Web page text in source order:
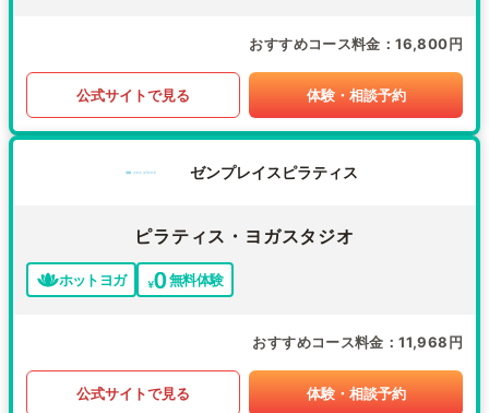
おすすめコース料金 16,800円
公式サイトで見る 体験・相談予約
ゼンプレイスピラティス
ピラティス・ヨガスタジオ
ホットヨガ 無料体験
おすすめコース料金 11,968円
公式サイトで見る 体験・相談予約